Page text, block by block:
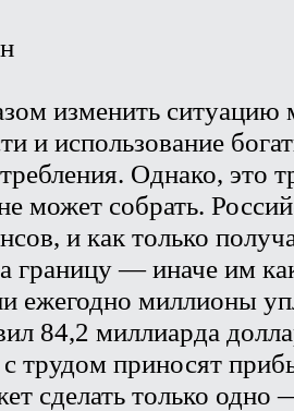
изменить ситуацию
и использование
Однако, это
может собрать.
и как только
границу — иначе им
ежегодно миллионы
84,2 миллиарда
трудом приносят
сделать только